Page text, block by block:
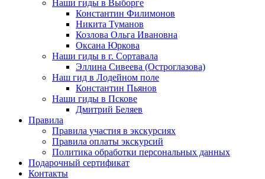
Наши гиды в Выборге
Константин Филимонов
Никита Туманов
Козлова Ольга Ивановна
Оксана Юркова
Наши гиды в г. Сортавала
Эллина Сивеева (Остроглазова)
Наш гид в Лодейном поле
Константин Пьянов
Наши гиды в Пскове
Дмитрий Беляев
Правила
Правила участия в экскурсиях
Правила оплаты экскурсий
Политика обработки персональных данных
Подарочный сертификат
Контакты